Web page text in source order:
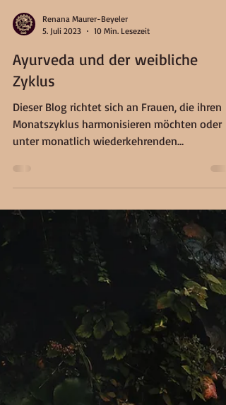
Zyklus
Dieser Blog richtet sich an Frauen, die ihren
Monatszyklus harmonisieren möchten oder
unter monatlich wiederkehrenden
Beschwerden leiden.